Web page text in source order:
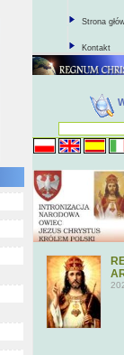
Strona
Kontakt